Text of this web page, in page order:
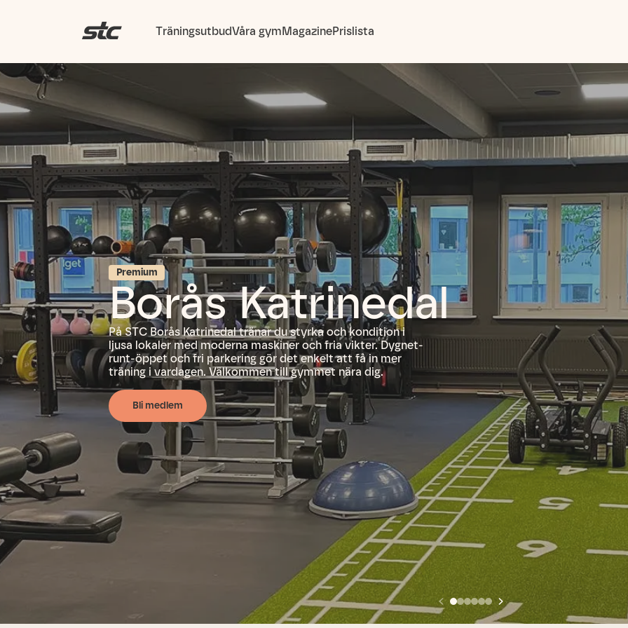
TräningsutbudVåra gymMagazinePrislista
Premium
Borås Katrinedal
På STC Borås Katrinedal tränar du styrka och kondition i
ljusa lokaler med moderna maskiner och fria vikter. Dygnet-
runt-öppet och fri parkering gör det enkelt att få in mer
träning i vardagen. Välkommen till gymmet nära dig.
Bli medlem